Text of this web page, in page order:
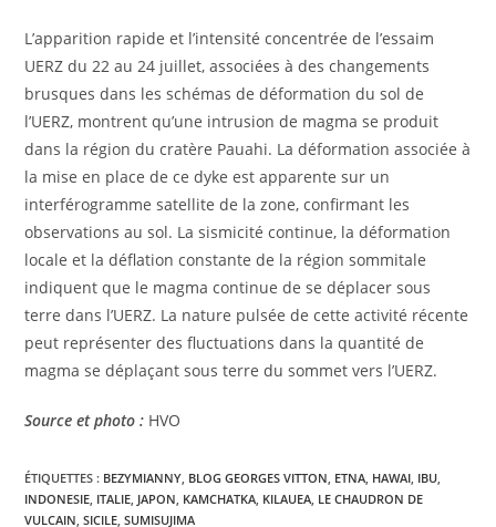
L’apparition rapide et l’intensité concentrée de l’essaim
UERZ du 22 au 24 juillet, associées à des changements
brusques dans les schémas de déformation du sol de
l’UERZ, montrent qu’une intrusion de magma se produit
dans la région du cratère Pauahi. La déformation associée à
la mise en place de ce dyke est apparente sur un
interférogramme satellite de la zone, confirmant les
observations au sol. La sismicité continue, la déformation
locale et la déflation constante de la région sommitale
indiquent que le magma continue de se déplacer sous
terre dans l’UERZ. La nature pulsée de cette activité récente
peut représenter des fluctuations dans la quantité de
magma se déplaçant sous terre du sommet vers l’UERZ.
Source et photo : HVO
ÉTIQUETTES : BEZYMIANNY BLOG GEORGES VITTON ETNA HAWAI IBU
INDONESIE ITALIE JAPON KAMCHATKA KILAUEA LE CHAUDRON DE
VULCAIN SICILE SUMISUJIMA